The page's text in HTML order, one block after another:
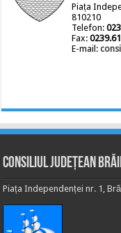
Piața
810210
Telefon:
Fax:
E-mail:
Consiliul Județean
Piața Independenței nr. 1,